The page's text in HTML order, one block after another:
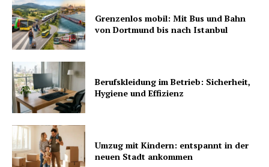
Grenzenlos mobil: Mit Bus und Bahn
von Dortmund bis nach Istanbul
Berufskleidung im Betrieb: Sicherheit,
Hygiene und Effizienz
Umzug mit Kindern: entspannt in der
neuen Stadt ankommen